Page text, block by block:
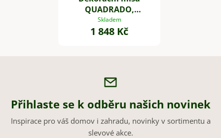
QUADRADO,
sklolaminát, 40x40
cm, šedá
Skladem
1 848 Kč
Přihlaste se k odběru našich novinek
Inspirace pro váš domov i zahradu, novinky v sortimentu a
slevové akce.